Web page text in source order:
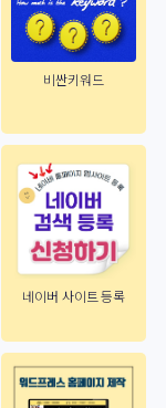
비싼키워드
네이버 사이트 등록